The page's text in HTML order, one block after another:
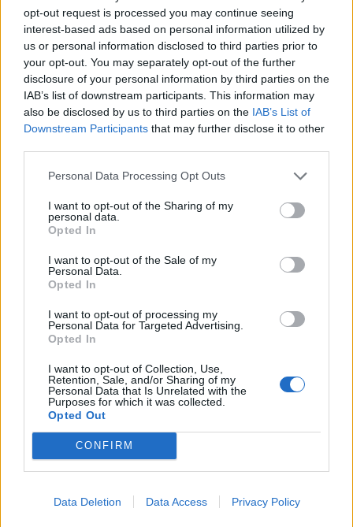
opt-out request is processed you may continue seeing
interest-based ads based on personal information utilized by
us or personal information disclosed to third parties prior to
your opt-out. You may separately opt-out of the further
disclosure of your personal information by third parties on the
IAB’s list of downstream participants. This information may
also be disclosed by us to third parties on the IAB’s List of
Downstream Participants that may further disclose it to other
Personal Data Processing Opt Outs
I want to opt-out of the Sharing of my
personal data.
Opted In
I want to opt-out of the Sale of my
Personal Data.
Opted In
I want to opt-out of processing my
Personal Data for Targeted Advertising.
Opted In
I want to opt-out of Collection, Use,
Retention, Sale, and/or Sharing of my
Personal Data that Is Unrelated with the
Purposes for which it was collected.
Opted Out
CONFIRM
Data Deletion Data Access Privacy Policy
szóljon hozzá!
Ezek is érdekelhetik
„Óriási csattanás volt” – így
balesetre a csíkszeredai
családfő
Székelyhon
Nicușor Dan a közel 900
medve kilövését lehetővé
tevő törvényt
Székely Sport
Egyetlen székelyföldi
résztvevő lesz a futsal 2.
Ligában